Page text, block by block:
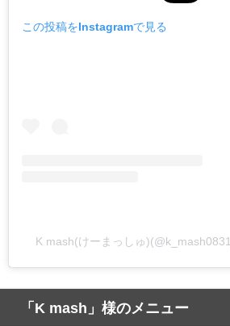
この投稿をInstagramで見る
K mash(けーまっしゅ
「K mash」様のメニュー